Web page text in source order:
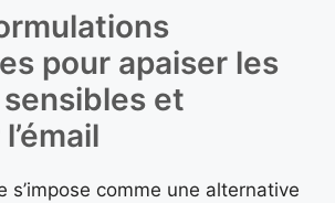
pour apaiser les
et
s’impose comme une alternative